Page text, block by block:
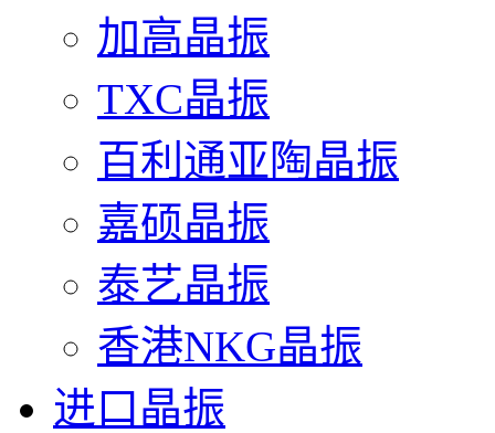
加高晶振
TXC晶振
百利通亚陶晶振
嘉硕晶振
泰艺晶振
香港NKG晶振
进口晶振